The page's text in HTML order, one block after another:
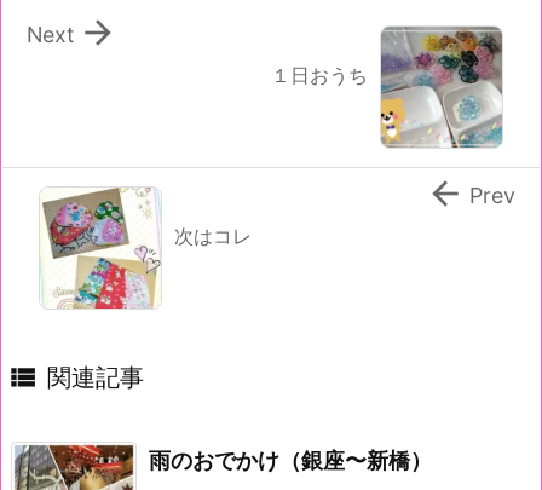
１日おうち

Next
次はコレ
 Prev
 関連記事
雨のおでかけ（銀座〜新橋）